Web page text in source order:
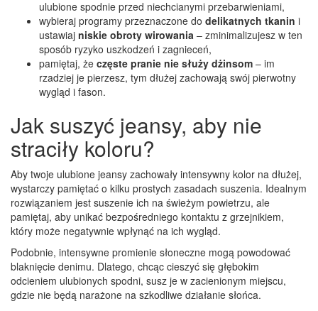
ulubione spodnie przed niechcianymi przebarwieniami,
wybieraj programy przeznaczone do delikatnych tkanin i
ustawiaj niskie obroty wirowania – zminimalizujesz w ten
sposób ryzyko uszkodzeń i zagnieceń,
pamiętaj, że częste pranie nie służy dżinsom – im
rzadziej je pierzesz, tym dłużej zachowają swój pierwotny
wygląd i fason.
Jak suszyć jeansy, aby nie
straciły koloru?
Aby twoje ulubione jeansy zachowały intensywny kolor na dłużej,
wystarczy pamiętać o kilku prostych zasadach suszenia. Idealnym
rozwiązaniem jest suszenie ich na świeżym powietrzu, ale
pamiętaj, aby unikać bezpośredniego kontaktu z grzejnikiem,
który może negatywnie wpłynąć na ich wygląd.
Podobnie, intensywne promienie słoneczne mogą powodować
blaknięcie denimu. Dlatego, chcąc cieszyć się głębokim
odcieniem ulubionych spodni, susz je w zacienionym miejscu,
gdzie nie będą narażone na szkodliwe działanie słońca.